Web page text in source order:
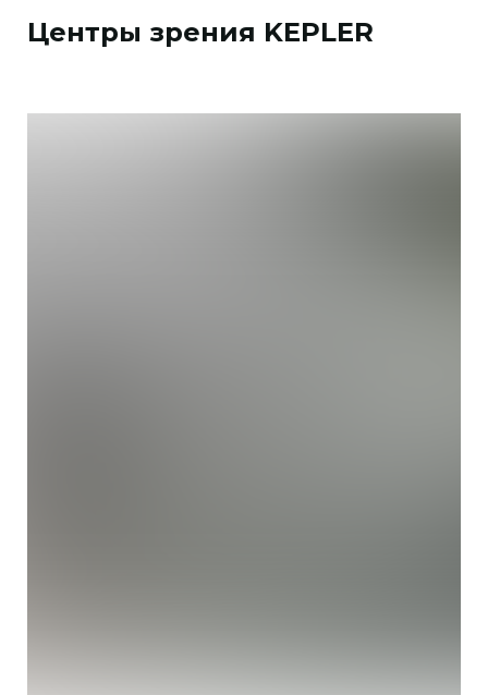
Центры зрения KEPLER